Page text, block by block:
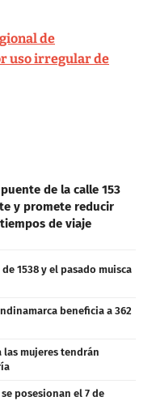
de
uso irregular de
de la calle 153
y promete reducir
de viaje
1538 y el pasado muisca
beneficia a 362
mujeres tendrán
posesionan el 7 de